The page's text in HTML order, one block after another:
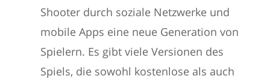
Shooter durch soziale Netzwerke und
mobile Apps eine neue Generation von
Spielern. Es gibt viele Versionen des
Spiels, die sowohl kostenlose als auch